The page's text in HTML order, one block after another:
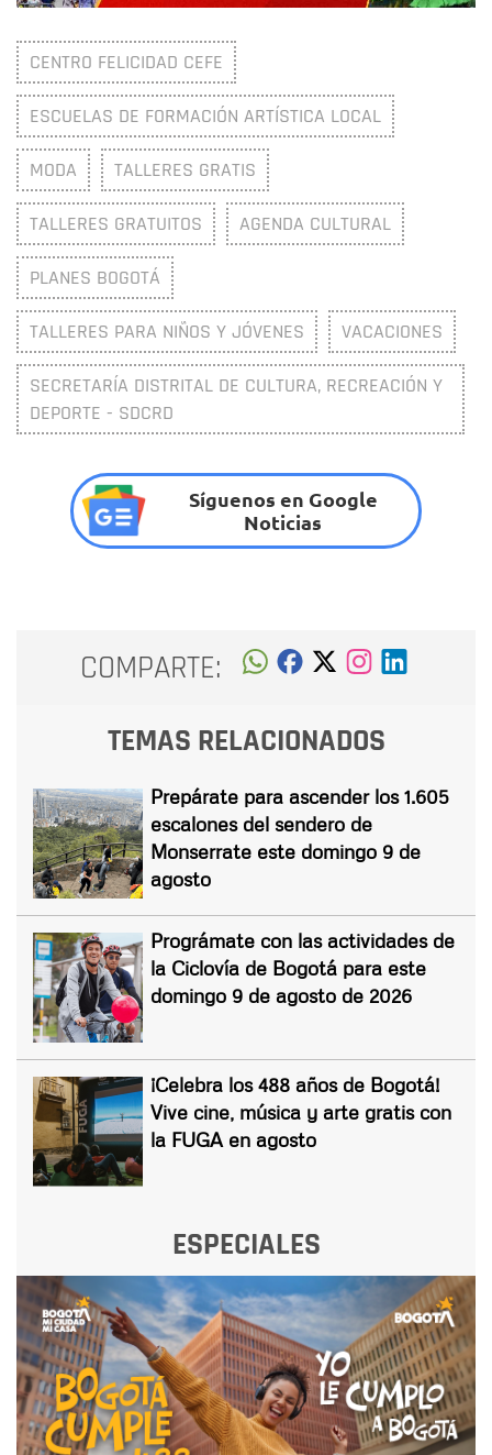
CENTRO FELICIDAD CEFE
ESCUELAS DE FORMACIÓN ARTÍSTICA LOCAL
MODA TALLERES GRATIS
TALLERES GRATUITOS AGENDA CULTURAL
PLANES BOGOTÁ
TALLERES PARA NIÑOS Y JÓVENES VACACIONES
SECRETARÍA DISTRITAL DE CULTURA, RECREACIÓN Y
DEPORTE - SDCRD
Síguenos en Google
Noticias
COMPARTE:
TEMAS RELACIONADOS
Prepárate para ascender los 1.605
escalones del sendero de
Monserrate este domingo 9 de
agosto
Prográmate con las actividades de
la Ciclovía de Bogotá para este
domingo 9 de agosto de 2026
¡Celebra los 488 años de Bogotá!
Vive cine, música y arte gratis con
la FUGA en agosto
ESPECIALES